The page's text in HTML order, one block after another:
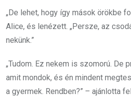
„De lehet, hogy így mások örökbe
Alice, és lenézett. „Persze, az
nekünk.”
„Tudom. Ez nekem is szomorú. De
amit mondok, és én mindent
a gyermek. Rendben?” – ajánlotta